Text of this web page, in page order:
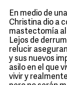
En medio de
Christina dio a
mastectomía
Lejos de
relucir
y sus nuevos
asilo en el que
vivir y